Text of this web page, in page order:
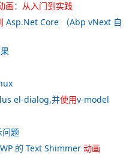
画： 从入门到实践
Asp.Net Core （Abp vNext 自
el-dialog,并使用v-model
问题
的 Text Shimmer 动画